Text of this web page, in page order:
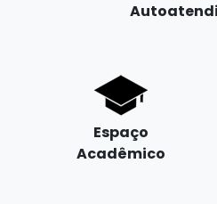
Espaço
Acadêmico